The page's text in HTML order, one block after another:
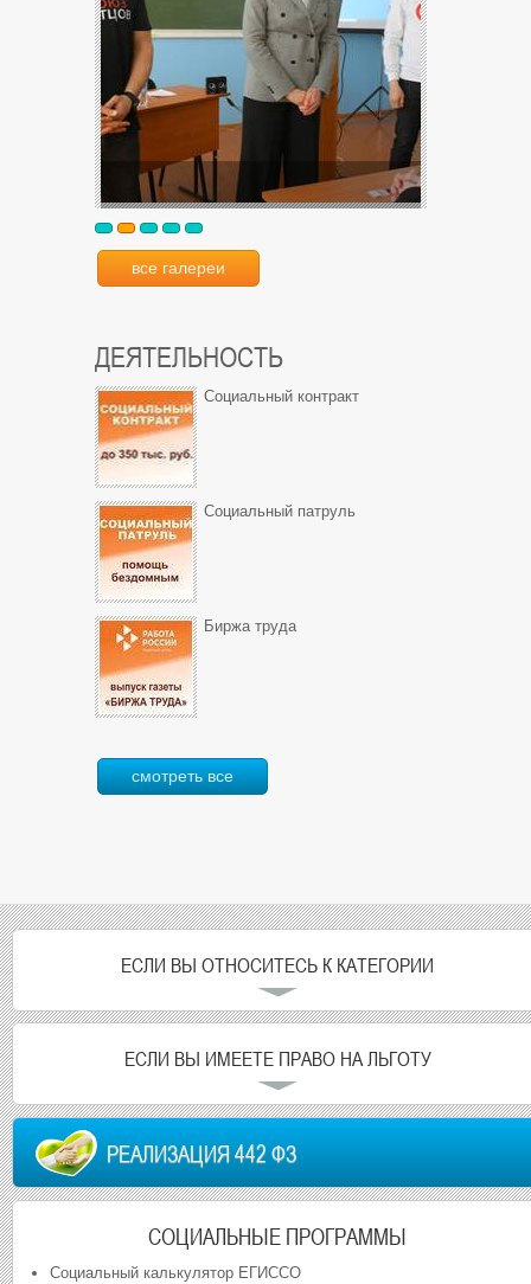
все галереи
ДЕЯТЕЛЬНОСТЬ
Социальный контракт
Социальный патруль
Биржа труда
смотреть все
ЕСЛИ ВЫ ОТНОСИТЕСЬ К КАТЕГОРИИ
ЕСЛИ ВЫ ИМЕЕТЕ ПРАВО НА ЛЬГОТУ
РЕАЛИЗАЦИЯ 442 ФЗ
СОЦИАЛЬНЫЕ ПРОГРАММЫ
Социальный калькулятор ЕГИССО